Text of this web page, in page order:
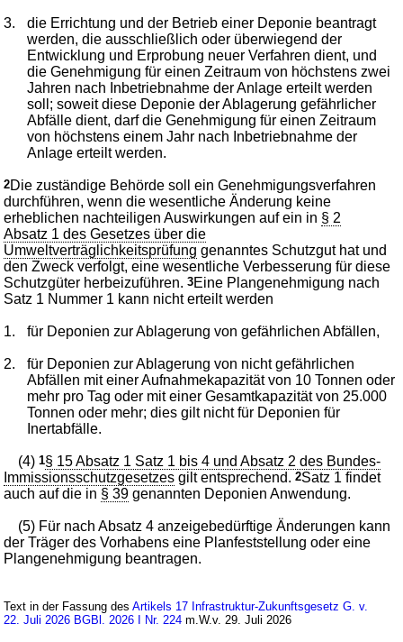
3.
die Errichtung und der Betrieb einer Deponie beantragt
werden, die ausschließlich oder überwiegend der
Entwicklung und Erprobung neuer Verfahren dient, und
die Genehmigung für einen Zeitraum von höchstens zwei
Jahren nach Inbetriebnahme der Anlage erteilt werden
soll; soweit diese Deponie der Ablagerung gefährlicher
Abfälle dient, darf die Genehmigung für einen Zeitraum
von höchstens einem Jahr nach Inbetriebnahme der
Anlage erteilt werden.
2Die zuständige Behörde soll ein Genehmigungsverfahren
durchführen, wenn die wesentliche Änderung keine
erheblichen nachteiligen Auswirkungen auf ein in § 2
Absatz 1 des Gesetzes über die
Umweltverträglichkeitsprüfung genanntes Schutzgut hat und
den Zweck verfolgt, eine wesentliche Verbesserung für diese
Schutzgüter herbeizuführen.3Eine Plangenehmigung nach
Satz 1 Nummer 1 kann nicht erteilt werden
1. für Deponien zur Ablagerung von gefährlichen Abfällen,
2.
für Deponien zur Ablagerung von nicht gefährlichen
Abfällen mit einer Aufnahmekapazität von 10 Tonnen oder
mehr pro Tag oder mit einer Gesamtkapazität von 25.000
Tonnen oder mehr; dies gilt nicht für Deponien für
Inertabfälle.
(4)1§ 15 Absatz 1 Satz 1 bis 4 und Absatz 2 des Bundes-
Immissionsschutzgesetzes gilt entsprechend.2Satz 1 findet
auch auf die in § 39 genannten Deponien Anwendung.
(5) Für nach Absatz 4 anzeigebedürftige Änderungen kann
der Träger des Vorhabens eine Planfeststellung oder eine
Plangenehmigung beantragen.
Text in der Fassung desArtikels 17 Infrastruktur-Zukunftsgesetz G. v.
22. Juli 2026 BGBl. 2026 I Nr. 224 m.W.v. 29. Juli 2026